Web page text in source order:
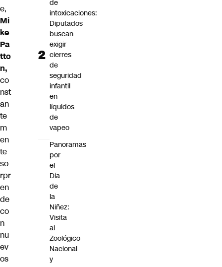
e,
Mi
ke
Pa
tto
n,
co
nst
an
te
m
en
te
so
rpr
en
de
co
n
nu
ev
os
de
intoxicaciones:
Diputados
buscan
exigir
cierres
de
seguridad
infantil
en
líquidos
de
vapeo
Panoramas
por
el
Día
de
la
Niñez:
Visita
al
Zoológico
Nacional
y